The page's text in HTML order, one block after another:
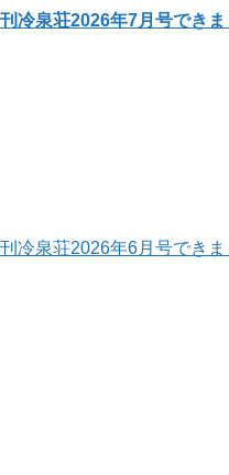
冷泉荘2026年7月号でき
冷泉荘2026年6月号でき